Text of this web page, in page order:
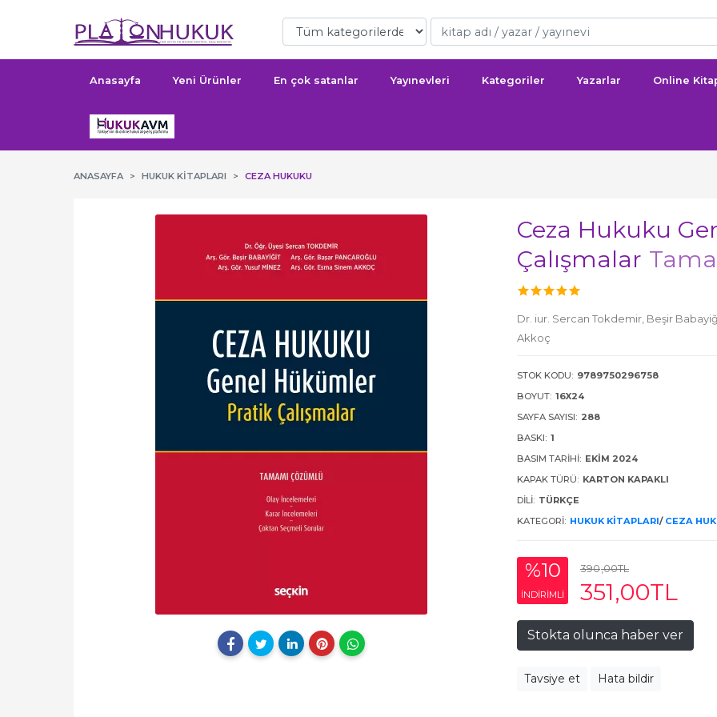
Anasayfa Yeni Ürünler En çok satanlar Yayınevleri Kategoriler Yazarlar Online
ANASAYFA HUKUK KITAPLARI CEZA HUKUKU
Ceza Hukuku
Çalışmalar
Dr. iur. Sercan Tokdemir, Beşir
Akkoç
STOK KODU: 9789750296758
BOYUT: 16X24
SAYFA SAYISI: 288
BASKI: 1
BASIM TARIHI: EKIM 2024
KAPAK TÜRÜ: KARTON KAPAKLI
DILI: TÜRKÇE
KATEGORI: HUKUK KITAPLARI/ CEZA
%10
INDIRIMLI
390,00TL
351,00TL
Stokta olunca haber ver
Tavsiye et Hata bildir